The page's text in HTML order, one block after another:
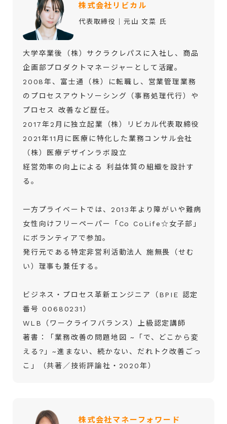
株式会社リビカル
代表取締役│元山 文菜 氏
大学卒業後（株）サクラクレパスに入社し、商品
企画部プロダクトマネージャーとして活躍。
2008年、富士通（株）に転職し、営業管理業務
のプロセスアウトソーシング（事務処理代行）や
プロセス 改善など歴任。
2017年2月に独立起業（株）リビカル代表取締役
2021年11月に医療に特化した業務コンサル会社
（株）医療デザインラボ設立
経営効率の向上による 利益体質の組織を設計す
る。
一方プライベートでは、2013年より障がいや難病
女性向けフリーペーパー「Co CoLife☆女子部」
にボランティアで参加。
発行元である特定非営利活動法人 施無畏（せむ
い）理事も兼任する。
ビジネス・プロセス革新エンジニア（BPIE 認定
番号 00680231）
WLB（ワークライフバランス）上級認定講師
著書：「業務改善の問題地図 ~「で、どこから変
える?」~進まない、続かない、だれトク改善ごっ
こ」（共著／技術評論社・2020年）
株式会社マネーフォワード